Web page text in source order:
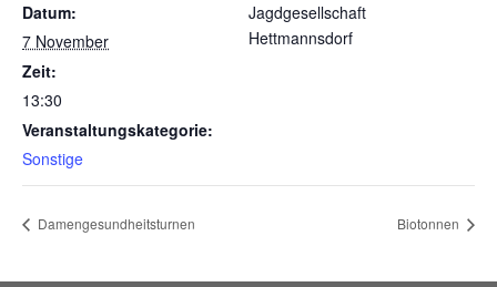
Datum:
7 November
Zeit:
13:30
Veranstaltungskategorie:
Sonstige
Jagdgesellschaft
Hettmannsdorf
Damengesundheitsturnen Biotonnen